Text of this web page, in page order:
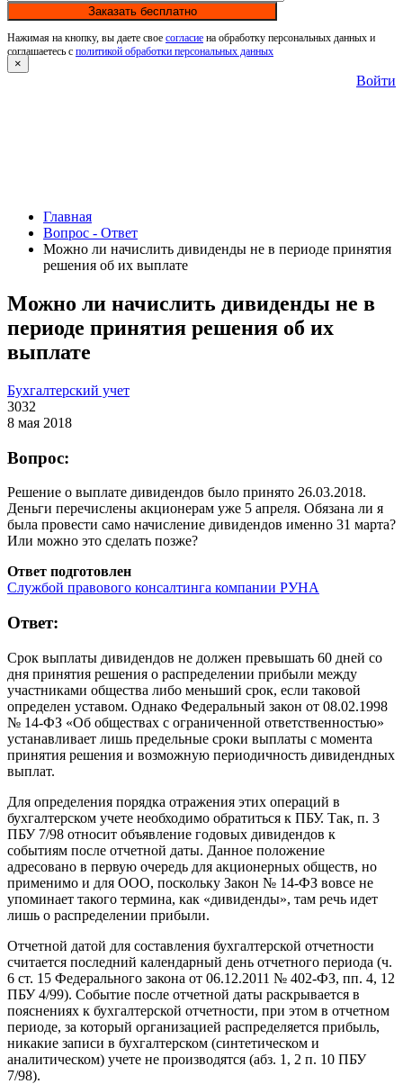
Заказать бесплатно
Нажимая на кнопку, вы даете свое согласие на обработку персональных данных и
соглашаетесь с политикой обработки персональных данных
×
Войти
Главная
Вопрос - Ответ
Можно ли начислить дивиденды не в периоде принятия
решения об их выплате
Можно ли начислить дивиденды не в
периоде принятия решения об их
выплате
Бухгалтерский учет
3032
8 мая 2018
Вопрос:
Решение о выплате дивидендов было принято 26.03.2018.
Деньги перечислены акционерам уже 5 апреля. Обязана ли я
была провести само начисление дивидендов именно 31 марта?
Или можно это сделать позже?
Ответ подготовлен
Службой правового консалтинга компании РУНА
Ответ:
Срок выплаты дивидендов не должен превышать 60 дней со
дня принятия решения о распределении прибыли между
участниками общества либо меньший срок, если таковой
определен уставом. Однако Федеральный закон от 08.02.1998
№ 14-ФЗ «Об обществах с ограниченной ответственностью»
устанавливает лишь предельные сроки выплаты с момента
принятия решения и возможную периодичность дивидендных
выплат.
Для определения порядка отражения этих операций в
бухгалтерском учете необходимо обратиться к ПБУ. Так, п. 3
ПБУ 7/98 относит объявление годовых дивидендов к
событиям после отчетной даты. Данное положение
адресовано в первую очередь для акционерных обществ, но
применимо и для ООО, поскольку Закон № 14-ФЗ вовсе не
упоминает такого термина, как «дивиденды», там речь идет
лишь о распределении прибыли.
Отчетной датой для составления бухгалтерской отчетности
считается последний календарный день отчетного периода (ч.
6 ст. 15 Федерального закона от 06.12.2011 № 402-ФЗ, пп. 4, 12
ПБУ 4/99). Событие после отчетной даты раскрывается в
пояснениях к бухгалтерской отчетности, при этом в отчетном
периоде, за который организацией распределяется прибыль,
никакие записи в бухгалтерском (синтетическом и
аналитическом) учете не производятся (абз. 1, 2 п. 10 ПБУ
7/98).